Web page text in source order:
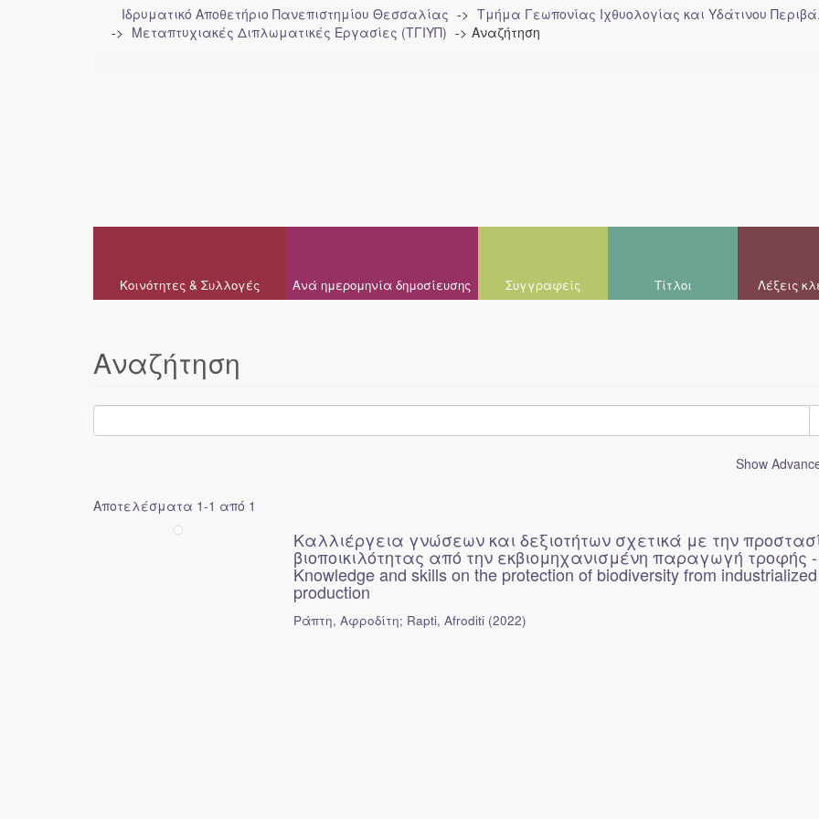
Ιδρυματικό Αποθετήριο Πανεπιστημίου Θεσσαλίας
Τμήμα Γεωπονίας Ιχθυολογίας και Υδάτινου
Μεταπτυχιακές Διπλωματικές Εργασίες (ΤΓΙΥΠ)
Αναζήτηση
Κοινότητες & Συλλογές Ανά ημερομηνία δημοσίευσης Συγγραφείς Τίτλοι Λέξεις
Αναζήτηση
Show
Αποτελέσματα 1-1 από 1
Καλλιέργεια γνώσεων και δεξιοτήτων σχετικά με την
βιοποικιλότητας από την εκβιομηχανισμένη παραγωγή τροφής -
Knowledge and skills on the protection of biodiversity from
production
Ράπτη, Αφροδίτη; Rapti, Afroditi (2022)